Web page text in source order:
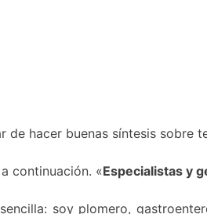
hacer buenas síntesis sobre
continuación. «Especialistas y
soy plomero,